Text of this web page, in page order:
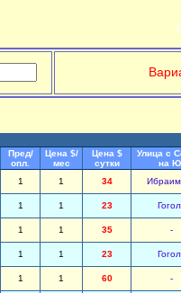
Пред/
опл.
Цена $/
мес
Цена $
сутки
Улица с
на
1 1 34
1 1 23
1 1 35 -
1 1 23
1 1 60 -